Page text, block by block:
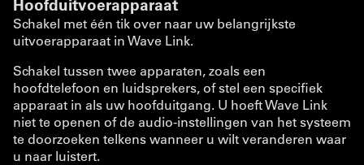
Hoofduitvoerapparaat
Schakel met één tik over naar uw belangrijkste
uitvoerapparaat in Wave Link.
Schakel tussen twee apparaten, zoals een
hoofdtelefoon en luidsprekers, of stel een specifiek
apparaat in als uw hoofduitgang. U hoeft Wave Link
niet te openen of de audio-instellingen van het systeem
te doorzoeken telkens wanneer u wilt veranderen waar
u naar luistert.